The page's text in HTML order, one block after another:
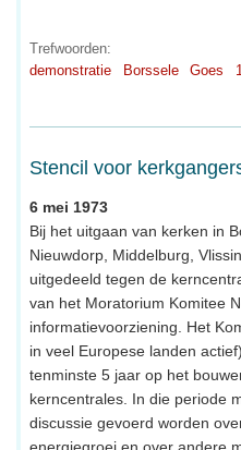
Trefwoorden:
demonstratie
Borssele Goes
Stencil voor
6 mei 1973
Bij het uitgaan van kerken in
Nieuwdorp, Middelburg,
uitgedeeld tegen de
van het Moratorium Komitee
informatievoorziening. Het
in veel Europese landen
tenminste 5 jaar op het
kerncentrales. In die periode
discussie gevoerd worden